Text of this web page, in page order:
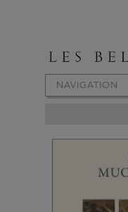
NAVIGATION